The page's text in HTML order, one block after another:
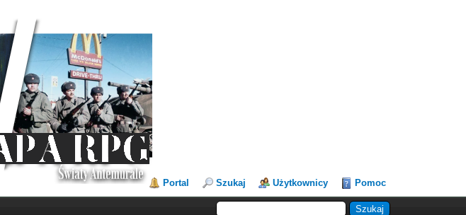
Portal Szukaj Użytkownicy Pomoc